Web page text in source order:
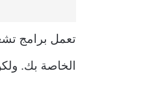
الخاصة بك.